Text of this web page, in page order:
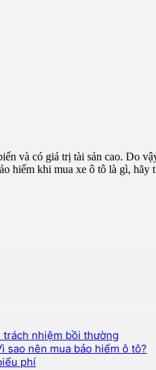
và có giá trị tài sản cao. Do
hiểm khi mua xe ô tô là gì, hãy
nhiệm bồi thường
sao nên mua bảo hiểm ô tô?
phí